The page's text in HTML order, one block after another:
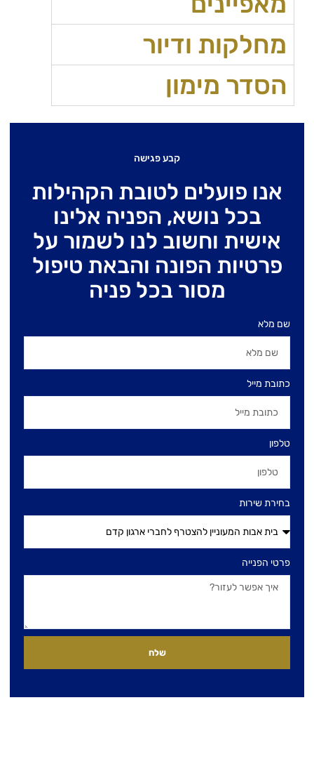
מחלקות ודיור
הסדר מימון
קבע פגישה
אנו פועלים לטובת הקהילות
בכל נושא, הפניה אלינו
אישית וחשוב לנו לשמור על
פרטיות הפונה והבאת טיפול
מסור בכל פניה
שם מלא
כתובת מייל
טלפון
בחירת שירות
פרטי הפנייה
שלח